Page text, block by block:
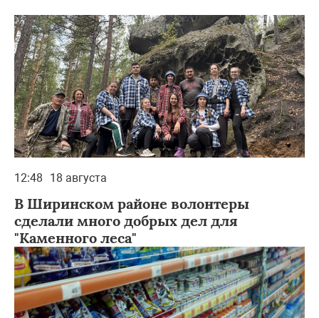
12:48 18 августа
В Ширинском районе волонтеры
сделали много добрых дел для
"Каменного леса"